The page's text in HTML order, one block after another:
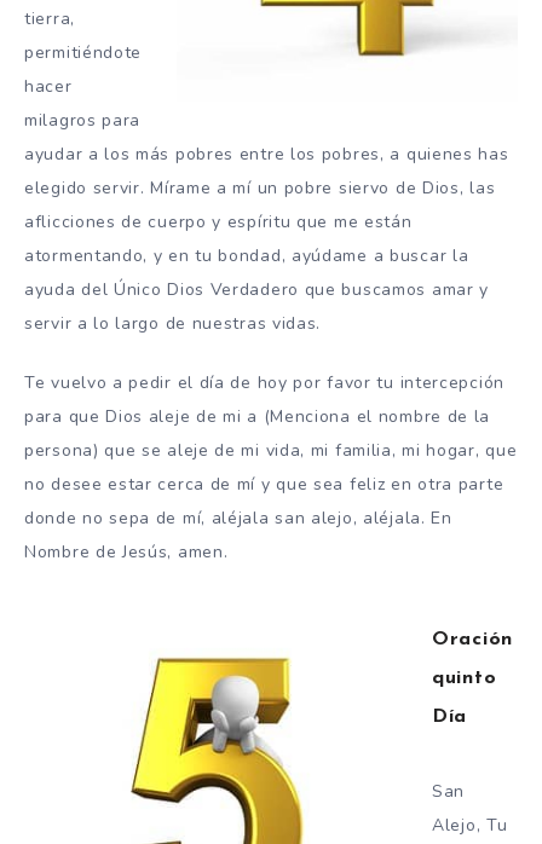
tierra,
permitiéndote
hacer
milagros para
ayudar a los más pobres entre los pobres, a quienes has
elegido servir. Mírame a mí un pobre siervo de Dios, las
aflicciones de cuerpo y espíritu que me están
atormentando, y en tu bondad, ayúdame a buscar la
ayuda del Único Dios Verdadero que buscamos amar y
servir a lo largo de nuestras vidas.
Te vuelvo a pedir el día de hoy por favor tu intercepción
para que Dios aleje de mi a (Menciona el nombre de la
persona) que se aleje de mi vida, mi familia, mi hogar, que
no desee estar cerca de mí y que sea feliz en otra parte
donde no sepa de mí, aléjala san alejo, aléjala. En
Nombre de Jesús, amen.
Oración
quinto
Día
San
Alejo, Tu